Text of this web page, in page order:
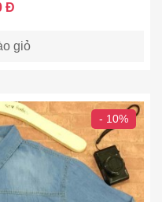
Đ
giỏ
- 10%